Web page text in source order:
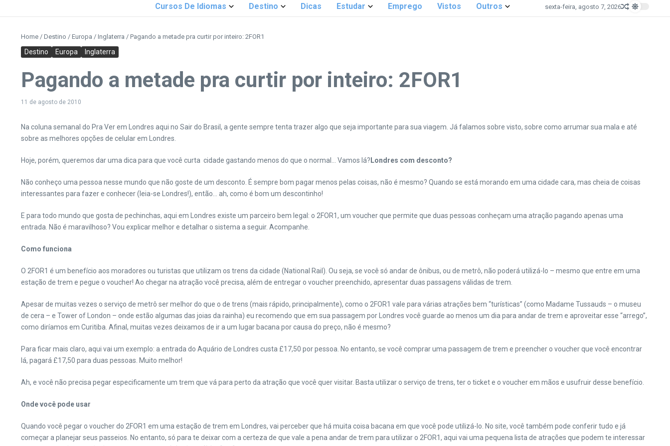
Cursos De Idiomas Destino Dicas Estudar Emprego Vistos Outros sexta-feira, agosto 7, 2026
Home / Destino / Europa / Inglaterra / Pagando a metade pra curtir por inteiro: 2FOR1
Destino Europa Inglaterra
Pagando a metade pra curtir por inteiro: 2FOR1
11 de agosto de 2010
Na coluna semanal do Pra Ver em Londres aqui no Sair do Brasil, a gente sempre tenta trazer algo que seja importante para sua viagem. Já falamos sobre visto, sobre como arrumar sua mala e até
sobre as melhores opções de celular em Londres.
Hoje, porém, queremos dar uma dica para que você curta cidade gastando menos do que o normal… Vamos lá? Londres com desconto?
Não conheço uma pessoa nesse mundo que não goste de um desconto. É sempre bom pagar menos pelas coisas, não é mesmo? Quando se está morando em uma cidade cara, mas cheia de coisas
interessantes para fazer e conhecer (leia-se Londres!), então… ah, como é bom um descontinho!
E para todo mundo que gosta de pechinchas, aqui em Londres existe um parceiro bem legal: o 2FOR1, um voucher que permite que duas pessoas conheçam uma atração pagando apenas uma
entrada. Não é maravilhoso? Vou explicar melhor e detalhar o sistema a seguir. Acompanhe.
Como funciona
O 2FOR1 é um benefício aos moradores ou turistas que utilizam os trens da cidade (National Rail). Ou seja, se você só andar de ônibus, ou de metrô, não poderá utilizá-lo – mesmo que entre em uma
estação de trem e pegue o voucher! Ao chegar na atração você precisa, além de entregar o voucher preenchido, apresentar duas passagens válidas de trem.
Apesar de muitas vezes o serviço de metrô ser melhor do que o de trens (mais rápido, principalmente), como o 2FOR1 vale para várias atrações bem “turísticas” (como Madame Tussauds – o museu
de cera – e Tower of London – onde estão algumas das joias da rainha) eu recomendo que em sua passagem por Londres você guarde ao menos um dia para andar de trem e aproveitar esse “arrego”,
como diríamos em Curitiba. Afinal, muitas vezes deixamos de ir a um lugar bacana por causa do preço, não é mesmo?
Para ficar mais claro, aqui vai um exemplo: a entrada do Aquário de Londres custa £17,50 por pessoa. No entanto, se você comprar uma passagem de trem e preencher o voucher que você encontrar
lá, pagará £17,50 para duas pessoas. Muito melhor!
Ah, e você não precisa pegar especificamente um trem que vá para perto da atração que você quer visitar. Basta utilizar o serviço de trens, ter o ticket e o voucher em mãos e usufruir desse benefício.
Onde você pode usar
Quando você pegar o voucher do 2FOR1 em uma estação de trem em Londres, vai perceber que há muita coisa bacana em que você pode utilizá-lo. No site, você também pode conferir tudo e já
começar a planejar seus passeios. No entanto, só para te deixar com a certeza de que vale a pena andar de trem para utilizar o 2FOR1, aqui vai uma pequena lista de atrações que podem te interessar